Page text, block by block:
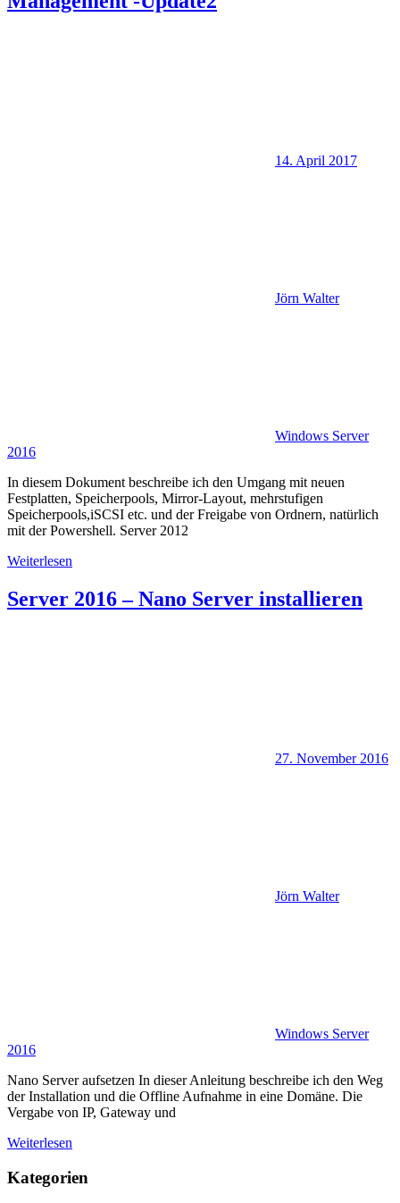
14. April 2017
Jörn Walter
Windows Server
2016
In diesem Dokument beschreibe ich den Umgang mit neuen
Festplatten, Speicherpools, Mirror-Layout, mehrstufigen
Speicherpools,iSCSI etc. und der Freigabe von Ordnern, natürlich
mit der Powershell. Server 2012
Weiterlesen
Server 2016 – Nano Server installieren
27. November 2016
Jörn Walter
Windows Server
2016
Nano Server aufsetzen In dieser Anleitung beschreibe ich den Weg
der Installation und die Offline Aufnahme in eine Domäne. Die
Vergabe von IP, Gateway und
Weiterlesen
Kategorien